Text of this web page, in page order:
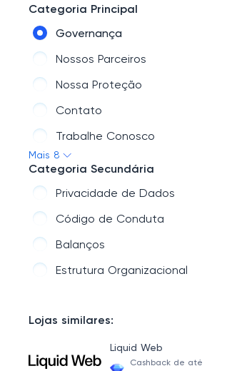
Categoria Principal
Governança
Nossos Parceiros
Nossa Proteção
Contato
Trabalhe Conosco
Mídia
Quem somos
Aviso Sinistro
Mais 8
Categoria Secundária
Privacidade de Dados
Código de Conduta
Balanços
Estrutura Organizacional
Lojas similares:
Liquid Web
Cashback de até